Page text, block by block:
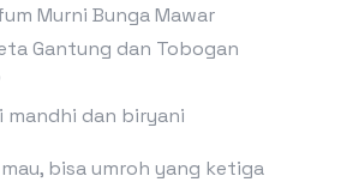
Murni Bunga Mawar
Gantung dan Tobogan
mandhi dan biryani
mau, bisa umroh yang ketiga